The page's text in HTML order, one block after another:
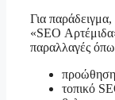
Για
«SEO
παραλλαγές
τοπικό